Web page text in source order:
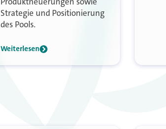
Strategie und Positionierung
des Pools.
Weiterlesen